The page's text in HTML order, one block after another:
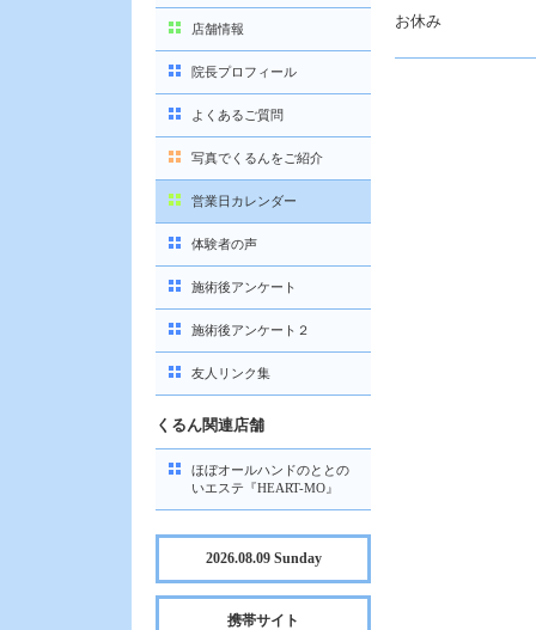
お休み
店舗情報
院長プロフィール
よくあるご質問
写真でくるんをご紹介
営業日カレンダー
体験者の声
施術後アンケート
施術後アンケート２
友人リンク集
くるん関連店舗
ほぼオールハンドのととの
いエステ『HEART-MO』
2026.08.09 Sunday
携帯サイト